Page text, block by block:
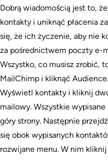
Dobrą wiadomością jest to,
kontakty i uniknąć płacenia
się, że ich życzenie, aby nie
za pośrednictwem poczty e-
Wszystko, co musisz zrobić,
MailChimp i kliknąć
Wyświetl kontakty i kliknij
mailowy. Wszystkie
góry strony. Następnie
się obok wypisanych
rozwijane menu. W nim kliknij